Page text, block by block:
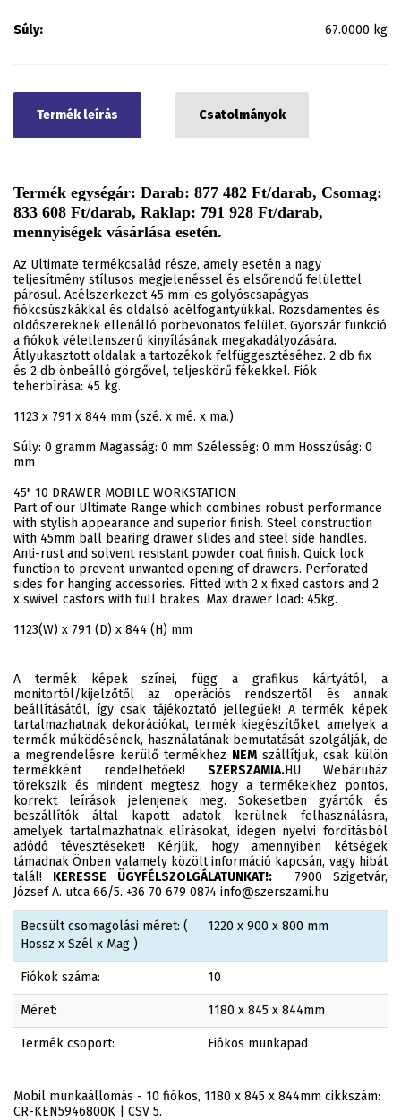
Súly: 67.0000 kg
Termék leírás Csatolmányok
Termék egységár: Darab: 877 482 Ft/darab, Csomag:
833 608 Ft/darab, Raklap: 791 928 Ft/darab,
mennyiségek vásárlása esetén.
Az Ultimate termékcsalád része, amely esetén a nagy
teljesítmény stílusos megjelenéssel és elsőrendű felülettel
párosul. Acélszerkezet 45 mm-es golyóscsapágyas
fiókcsúszkákkal és oldalsó acélfogantyúkkal. Rozsdamentes és
oldószereknek ellenálló porbevonatos felület. Gyorszár funkció
a fiókok véletlenszerű kinyílásának megakadályozására.
Átlyukasztott oldalak a tartozékok felfüggesztéséhez. 2 db fix
és 2 db önbeálló görgővel, teljeskörű fékekkel. Fiók
teherbírása: 45 kg.
1123 x 791 x 844 mm (szé. x mé. x ma.)
Súly: 0 gramm Magasság: 0 mm Szélesség: 0 mm Hosszúság: 0
mm
45" 10 DRAWER MOBILE WORKSTATION
Part of our Ultimate Range which combines robust performance
with stylish appearance and superior finish. Steel construction
with 45mm ball bearing drawer slides and steel side handles.
Anti-rust and solvent resistant powder coat finish. Quick lock
function to prevent unwanted opening of drawers. Perforated
sides for hanging accessories. Fitted with 2 x fixed castors and 2
x swivel castors with full brakes. Max drawer load: 45kg.
1123(W) x 791 (D) x 844 (H) mm
A termék képek színei, függ a grafikus kártyától, a
monitortól/kijelzőtől az operációs rendszertől és annak
beállításától, így csak tájékoztató jellegűek! A termék képek
tartalmazhatnak dekorációkat, termék kiegészítőket, amelyek a
termék működésének, használatának bemutatását szolgálják, de
a megrendelésre kerülő termékhez NEM szállítjuk, csak külön
termékként rendelhetőek! SZERSZAMIA.HU Webáruház
törekszik és mindent megtesz, hogy a termékekhez pontos,
korrekt leírások jelenjenek meg. Sokesetben gyártók és
beszállítók által kapott adatok kerülnek felhasználásra,
amelyek tartalmazhatnak elírásokat, idegen nyelvi fordításból
adódó tévesztéseket! Kérjük, hogy amennyiben kétségek
támadnak Önben valamely közölt információ kapcsán, vagy hibát
talál! KERESSE ÜGYFÉLSZOLGÁLATUNKAT!:7900 Szigetvár,
József A. utca 66/5. +36 70 679 0874 info@szerszami.hu
Becsült csomagolási méret: (
Hossz x Szél x Mag )
1220 x 900 x 800 mm
Fiókok száma: 10
Méret: 1180 x 845 x 844mm
Termék csoport: Fiókos munkapad
Mobil munkaállomás - 10 fiókos, 1180 x 845 x 844mm cikkszám:
CR-KEN5946800K | CSV 5.